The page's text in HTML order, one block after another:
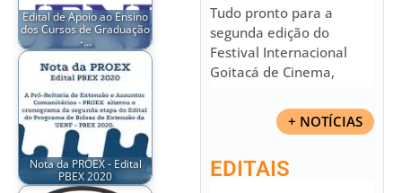
Edital de Apoio ao Ensino
dos Cursos de Graduação
-…
Nota da PROEX - Edital
PBEX 2020
Tudo pronto para a
segunda edição do
Festival Internacional
Goitacá de Cinema,
+ NOTÍCIAS
EDITAIS